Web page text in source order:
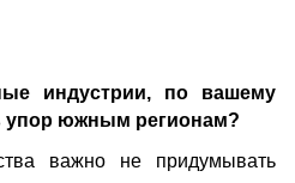
индустрии, по вашему
упор южным регионам?
важно не придумывать